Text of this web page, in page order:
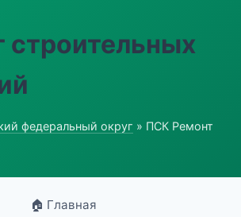
строительных
федеральный округ » ПСК Ремонт
🏠 Главная